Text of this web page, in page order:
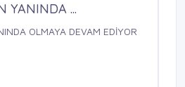
YANINDA ...
OLMAYA DEVAM EDİYOR